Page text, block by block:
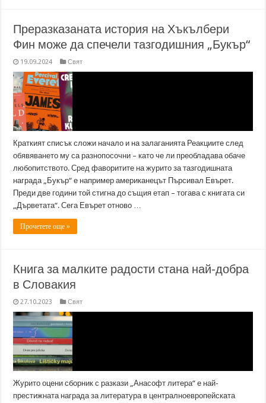
Преразказаната история на Хъкълбери
Фин може да спечели тазгодишния „Букър“
19.09.2024 Свят
Краткият списък сложи начало и на залаганията Реакциите след
обявяването му са разнопосочни – като че ли преобладава обаче
любопитството. Сред фаворитите на журито за тазгодишната
награда „Букър“ е например американецът Пърсивал Евърет.
Преди две години той стигна до същия етап – тогава с книгата си
„Дърветата“. Сега Евърет отново …
Прочетете още »
Книга за малките радости стана най-добра
в Словакия
27.10.2023 Свят
Журито оцени сборник с разкази „Анасофт литера“ е най-
престижната награда за литература в централноевропейската